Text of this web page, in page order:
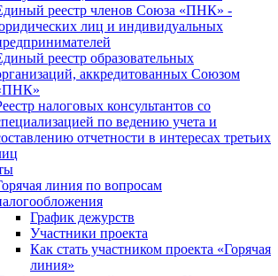
реестр членов Союза «ПНК» -
лиц и индивидуальных
реестр образовательных
аккредитованных Союзом
налоговых консультантов со
по ведению учета и
отчетности в интересах третьих
линия по вопросам
График дежурств
Участники проекта
Как стать участником проекта «Горячая
линия»